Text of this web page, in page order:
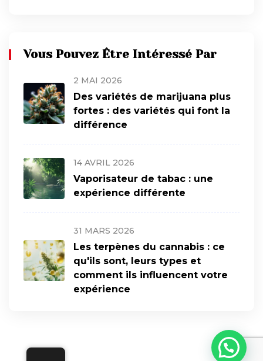
Vous Pouvez Être Intéressé Par
2 MAI 2026
Des variétés de marijuana plus
fortes : des variétés qui font la
différence
14 AVRIL 2026
Vaporisateur de tabac : une
expérience différente
31 MARS 2026
Les terpènes du cannabis : ce
qu'ils sont, leurs types et
comment ils influencent votre
expérience